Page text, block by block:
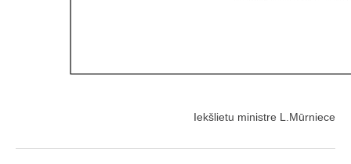
Iekšlietu ministre L.Mūrniece